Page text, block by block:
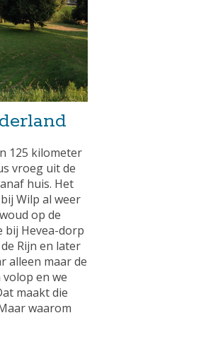
125 kilometer
vroeg uit de
huis. Het
Wilp al weer
op de
bij Hevea-dorp
Rijn en later
alleen maar de
en we
maakt die
waarom